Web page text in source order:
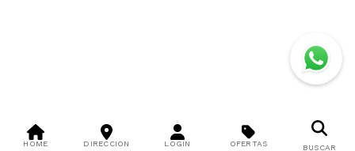
HOME DIRECCIÓN LOGIN OFERTAS BUSCAR